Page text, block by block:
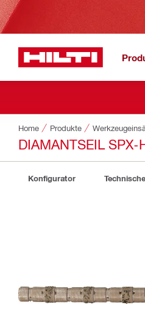
Home Produkte
DIAMANTSEIL SPX-
Konfigurator